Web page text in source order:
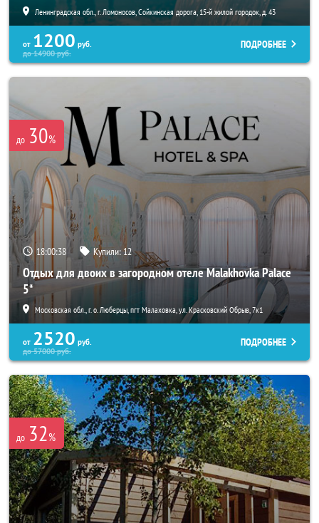
Ленинградская обл., г. Ломоносов, Сойкинская дорога, 15-й жилой городок, д. 43
от 1200 руб.
до14900руб.
ПОДРОБНЕЕ
до 30%
18:00:37 Купили: 12
Отдых для двоих в загородном отеле Malakhovka Palace
5*
Московская обл., г. о. Люберцы, пгт Малаховка, ул. Красковский Обрыв, 7к1
от 2520 руб.
до57000руб.
ПОДРОБНЕЕ
до 32%